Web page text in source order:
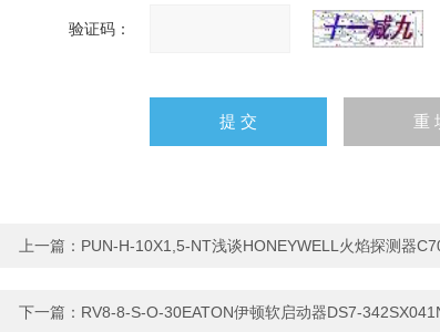
验证码：
上一篇： PUN-H-10X1,5-NT浅谈HONEYWELL火焰探测器
下一篇： RV8-8-S-O-30EATON伊顿软启动器DS7-